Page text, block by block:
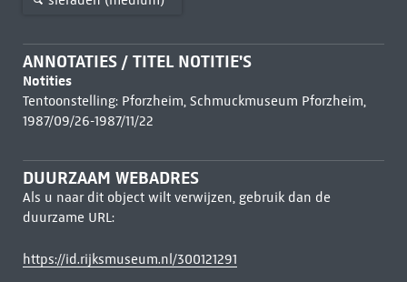
ANNOTATIES / TITEL NOTITIE'S
Notities
Tentoonstelling: Pforzheim, Schmuckmuseum Pforzheim,
1987/09/26-1987/11/22
DUURZAAM WEBADRES
Als u naar dit object wilt verwijzen, gebruik dan de
duurzame URL:
https://id.rijksmuseum.nl/300121291